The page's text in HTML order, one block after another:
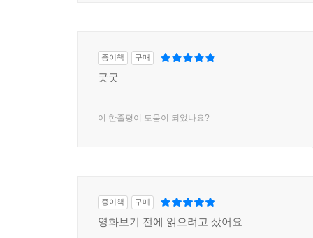
종이책 구매
굿굿
이 한줄평이 도움이 되었나요?
종이책 구매
영화보기 전에 읽으려고 샀어요